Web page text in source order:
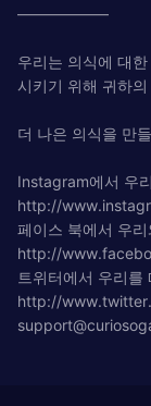
——————
우리는 의식에 대
시키기 위해 귀하
더 나은 의식을 만
Instagram에서 우
http://
페이스 북에서 우
http://
트위터에서 우리를
http://